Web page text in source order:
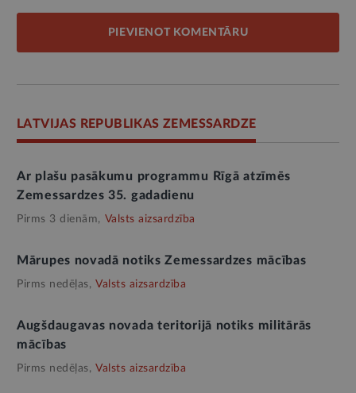
PIEVIENOT KOMENTĀRU
LATVIJAS REPUBLIKAS ZEMESSARDZE
Ar plašu pasākumu programmu Rīgā atzīmēs
Zemessardzes 35. gadadienu
Pirms 3 dienām, Valsts aizsardzība
Mārupes novadā notiks Zemessardzes mācības
Pirms nedēļas, Valsts aizsardzība
Augšdaugavas novada teritorijā notiks militārās
mācības
Pirms nedēļas, Valsts aizsardzība